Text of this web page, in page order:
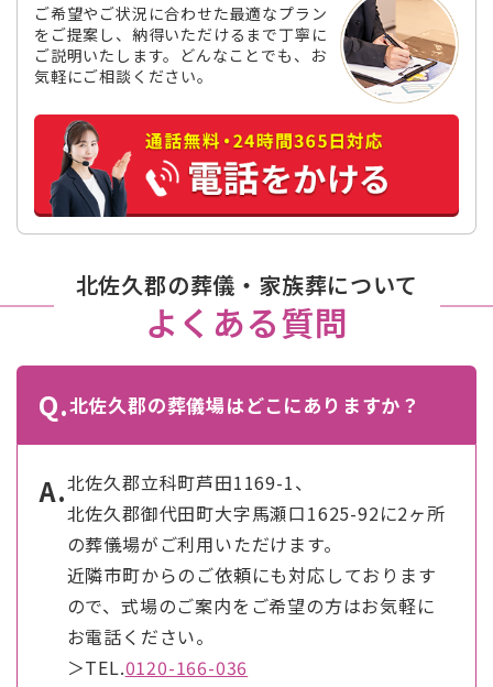
ご希望やご状況に合わせた最適なプラン
をご提案し、納得いただけるまで丁寧に
ご説明いたします。どんなことでも、お
気軽にご相談ください。
北佐久郡の葬儀・家族葬について
よくある質問
Q.北佐久郡の葬儀場はどこにありますか？
A.北佐久郡立科町芦田1169-1、
北佐久郡御代田町大字馬瀬口1625-92に2ヶ所
の葬儀場がご利用いただけます。
近隣市町からのご依頼にも対応しております
ので、式場のご案内をご希望の方はお気軽に
お電話ください。
＞TEL.0120-166-036